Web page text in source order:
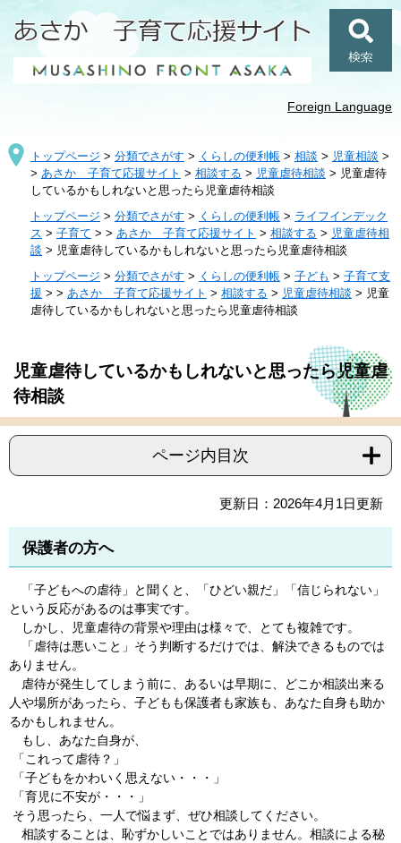
。
て
Foreign Language
トップページ > 分類でさがす > くらしの便利帳 > 相談 > 児童相談 >
> あさか 子育て応援サイト > 相談する > 児童虐待相談 > 児童虐待
しているかもしれないと思ったら児童虐待相談
トップページ > 分類でさがす > くらしの便利帳 > ライフインデック
ス > 子育て > > あさか 子育て応援サイト > 相談する > 児童虐待相
談 > 児童虐待しているかもしれないと思ったら児童虐待相談
トップページ > 分類でさがす > くらしの便利帳 > 子ども > 子育て支
援 > > あさか 子育て応援サイト > 相談する > 児童虐待相談 > 児童
虐待しているかもしれないと思ったら児童虐待相談
児童虐待しているかもしれないと思ったら児童虐
待相談
ページ内目次
更新日：2026年4月1日更新
保護者の方へ
「子どもへの虐待」と聞くと、「ひどい親だ」「信じられない」
という反応があるのは事実です。
しかし、児童虐待の背景や理由は様々で、とても複雑です。
「虐待は悪いこと」そう判断するだけでは、解決できるものでは
ありません。
虐待が発生してしまう前に、あるいは早期に、どこか相談出来る
人や場所があったら、子どもも保護者も家族も、あなた自身も助か
るかもしれません。
もし、あなた自身が、
「これって虐待？」
「子どもをかわいく思えない・・・」
「育児に不安が・・・」
そう思ったら、一人で悩まず、ぜひ相談してください。
相談することは、恥ずかしいことではありません。相談による秘